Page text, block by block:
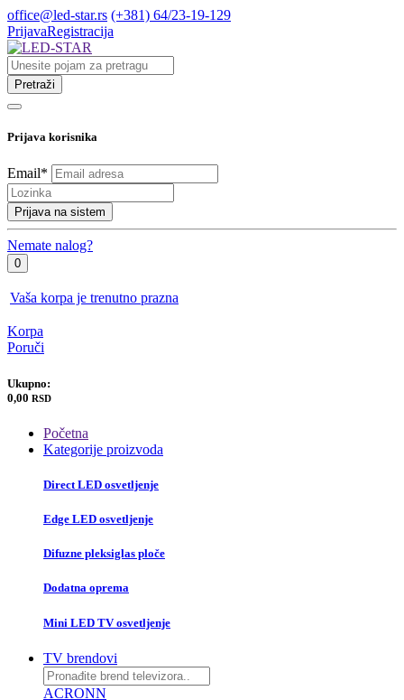
office@led-star.rs (+381) 64/23-19-129
PrijavaRegistracija
Pretraži
Prijava korisnika
Email*
Prijava na sistem
Nemate nalog?
0
Vaša korpa je trenutno prazna
Korpa
Poruči
Ukupno:
0,00 RSD
Početna
Kategorije proizvoda
Direct LED osvetljenje
Edge LED osvetljenje
Difuzne pleksiglas ploče
Dodatna oprema
Mini LED TV osvetljenje
TV brendovi
ACRONN